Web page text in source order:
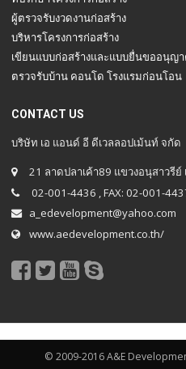
ผู้ตรวจรับงวดงานก่อสร้าง
บริหารโครงการก่อสร้าง
เขียนแบบก่อสร้างและแบบยื่นขออนุญ
ตรวจรับบ้าน คอนโด โรงแรมก่อนโอน
CONTACT US
บริษัท เอ แอนด์ อี ดีเวลลอปเม้นท์ จกัด
21 ลาดปลาเค้า89 แขวงอนุสาวรีย์
02-001-4436 , FAX: 02-001-
a_edevelopment@yahoo.com
www.aedevelopment.co.th/
© 2009-2016 A&E